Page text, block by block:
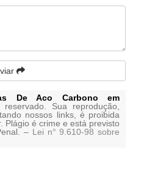
De Aco Carbono em
Sua reprodução,
nossos links, é proibida
Plágio é crime e está previsto
– Lei n° 9.610-98 sobre